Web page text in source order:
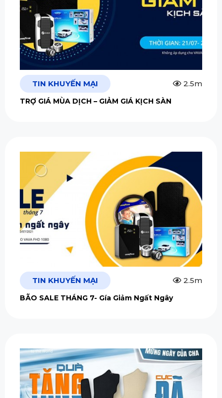
TIN KHUYẾN MẠI 2.5m
TRỢ GIÁ MÙA DỊCH – GIẢM GIÁ KỊCH SÀN
TIN KHUYẾN MẠI 2.5m
BÃO SALE THÁNG 7- Gía Giảm Ngất Ngây